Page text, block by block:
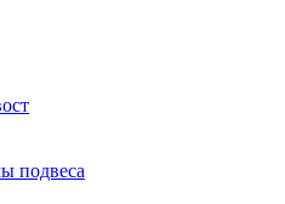
подвеса